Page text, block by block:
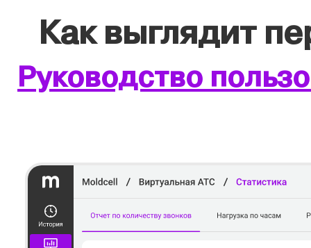
Как выглядит
Руководство